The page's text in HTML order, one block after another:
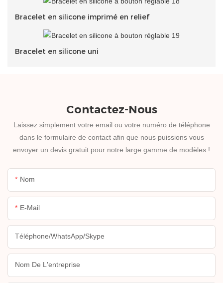
Bracelet en silicone imprimé en relief
Bracelet en silicone uni
Contactez-Nous
Laissez simplement votre email ou votre numéro de téléphone
dans le formulaire de contact afin que nous puissions vous
envoyer un devis gratuit pour notre large gamme de modèles !
Nom
E-Mail
Téléphone/WhatsApp/Skype
Nom De L'entreprise